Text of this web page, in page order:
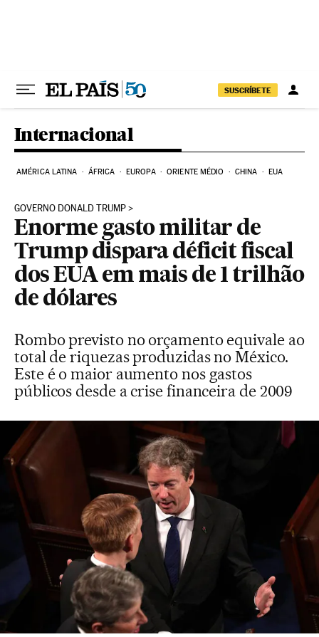
SUSCRÍBETE
Internacional
AMÉRICA LATINA ÁFRICA EUROPA ORIENTE MÉDIO CHINA EUA
GOVERNO DONALD TRUMP
Enorme gasto militar de
Trump dispara déficit fiscal
dos EUA em mais de 1 trilhão
de dólares
Rombo previsto no orçamento equivale ao
total de riquezas produzidas no México.
Este é o maior aumento nos gastos
públicos desde a crise financeira de 2009